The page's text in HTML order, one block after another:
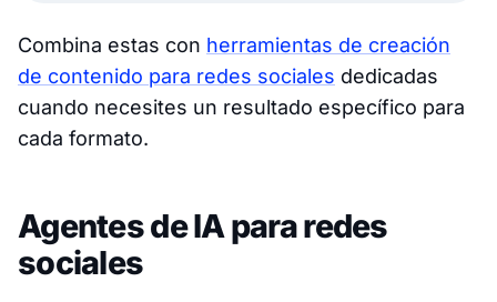
Combina estas con herramientas de creación
de contenido para redes sociales dedicadas
cuando necesites un resultado específico para
cada formato.
Agentes de IA para redes
sociales